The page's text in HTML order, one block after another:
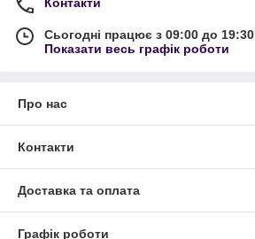
Контакти
Сьогодні працює з 09:00 до 19:30
Показати весь графік роботи
Про нас
Контакти
Доставка та оплата
Графік роботи